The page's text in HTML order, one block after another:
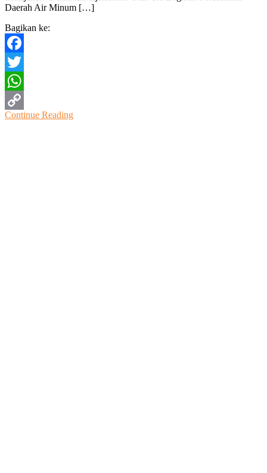
Daerah Air Minum […]
Bagikan ke:
Facebook
Twitter
WhatsApp
Copy
Continue Reading